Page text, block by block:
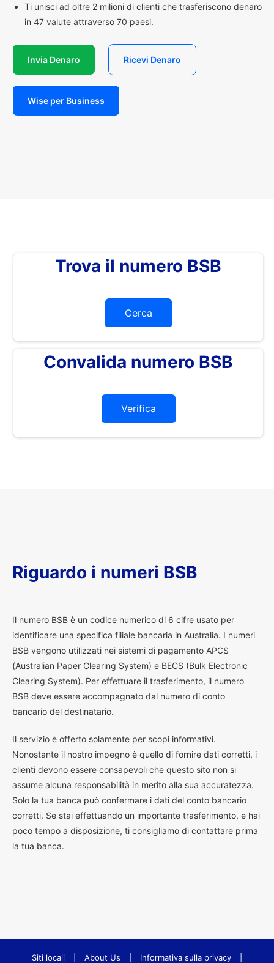
Ti unisci ad oltre 2 milioni di clienti che trasferiscono denaro
in 47 valute attraverso 70 paesi.
Invia Denaro Ricevi Denaro
Wise per Business
Trova il numero BSB
Cerca
Convalida numero BSB
Verifica
Riguardo i numeri BSB
Il numero BSB è un codice numerico di 6 cifre usato per
identificare una specifica filiale bancaria in Australia. I numeri
BSB vengono utilizzati nei sistemi di pagamento APCS
(Australian Paper Clearing System) e BECS (Bulk Electronic
Clearing System). Per effettuare il trasferimento, il numero
BSB deve essere accompagnato dal numero di conto
bancario del destinatario.
Il servizio è offerto solamente per scopi informativi.
Nonostante il nostro impegno è quello di fornire dati corretti, i
clienti devono essere consapevoli che questo sito non si
assume alcuna responsabilità in merito alla sua accuratezza.
Solo la tua banca può confermare i dati del conto bancario
corretti. Se stai effettuando un importante trasferimento, e hai
poco tempo a disposizione, ti consigliamo di contattare prima
la tua banca.
Siti locali About Us Informativa sulla privacy